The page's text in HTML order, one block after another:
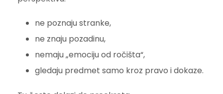
ne poznaju stranke,
ne znaju pozadinu,
nemaju „emociju od ročišta“,
gledaju predmet samo kroz pravo i dokaze.